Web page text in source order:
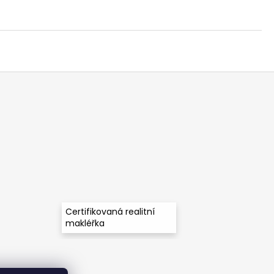
Certifikovaná realitní
makléřka